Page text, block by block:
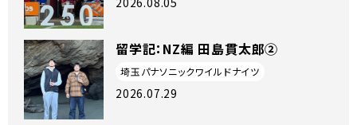
留学記：NZ編 田島貫太郎②
埼玉パナソニックワイルドナイツ
2026.07.29